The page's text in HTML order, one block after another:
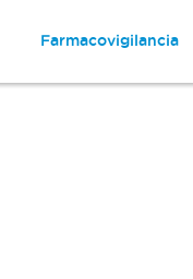
Farmacovigilancia